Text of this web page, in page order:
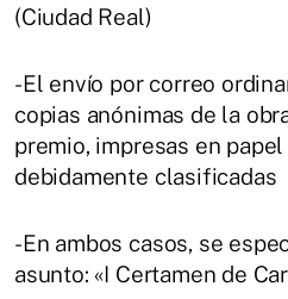
(Ciudad Real)
-El envío por correo
copias anónimas de la
premio, impresas en
debidamente
-En ambos casos, se
asunto: «I Certamen de